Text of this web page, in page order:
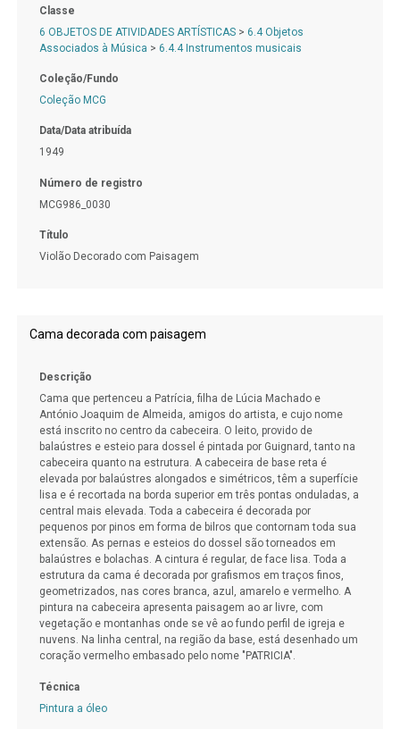
Classe
6 OBJETOS DE ATIVIDADES ARTÍSTICAS> 6.4 Objetos
Associados à Música > 6.4.4 Instrumentos musicais
Coleção/Fundo
Coleção MCG
Data/Data atribuída
1949
Número de registro
MCG986_0030
Título
Violão Decorado com Paisagem
Cama decorada com paisagem
Descrição
Cama que pertenceu a Patrícia, filha de Lúcia Machado e
António Joaquim de Almeida, amigos do artista, e cujo nome
está inscrito no centro da cabeceira. O leito, provido de
balaústres e esteio para dossel é pintada por Guignard, tanto na
cabeceira quanto na estrutura. A cabeceira de base reta é
elevada por balaústres alongados e simétricos, têm a superfície
lisa e é recortada na borda superior em três pontas onduladas, a
central mais elevada. Toda a cabeceira é decorada por
pequenos por pinos em forma de bilros que contornam toda sua
extensão. As pernas e esteios do dossel são torneados em
balaústres e bolachas. A cintura é regular, de face lisa. Toda a
estrutura da cama é decorada por grafismos em traços finos,
geometrizados, nas cores branca, azul, amarelo e vermelho. A
pintura na cabeceira apresenta paisagem ao ar livre, com
vegetação e montanhas onde se vê ao fundo perfil de igreja e
nuvens. Na linha central, na região da base, está desenhado um
coração vermelho embasado pelo nome "PATRICIA".
Técnica
Pintura a óleo